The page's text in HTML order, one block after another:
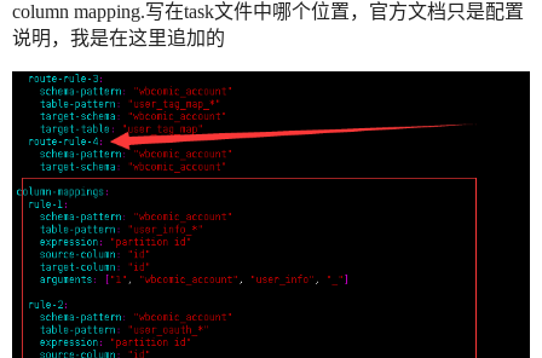
column mapping.写在task文件中哪个位置，官方文档只是配置
说明，我是在这里追加的